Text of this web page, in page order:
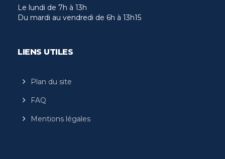
Le lundi de 7h à 13h
Du mardi au vendredi de 6h à 13h15
LIENS UTILES
Plan du site
FAQ
Mentions légales